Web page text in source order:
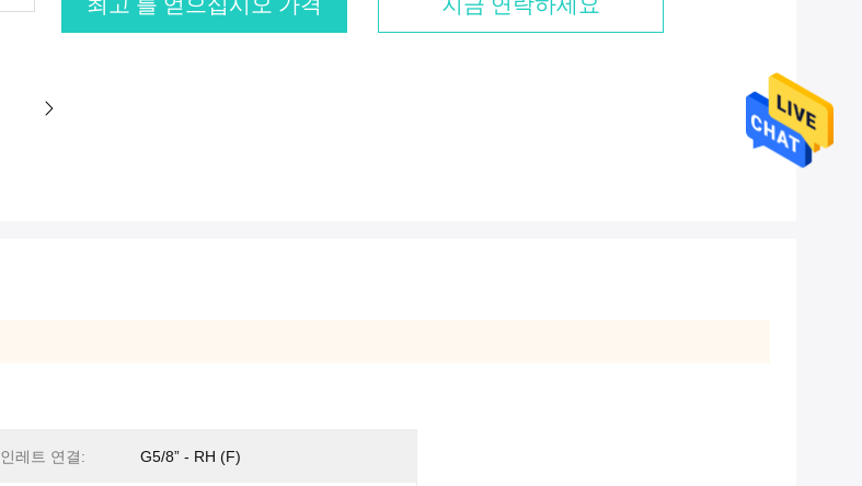
최고 를 얻으십시오 가격 지금 연락하세요
인레트 연결: G5/8” - RH (F)